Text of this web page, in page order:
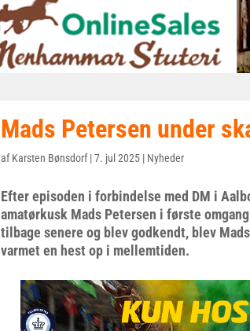
Mads Petersen under
afKarsten Bønsdorf|7. jul 2025 | Nyheder
Efter episoden i forbindelse med DM i
amatørkusk Mads Petersen i første
tilbage senere og blev godkendt, blev
varmet en hest op i mellemtiden.